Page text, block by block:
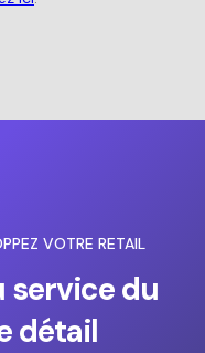
VOTRE RETAIL
service du
détail